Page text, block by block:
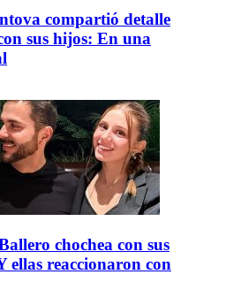
compartió detalle
sus hijos: En una
chochea con sus
ellas reaccionaron con